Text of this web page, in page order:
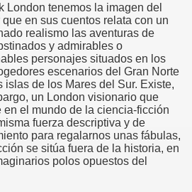
London tenemos la imagen del
que en sus cuentos relata con un
realismo las aventuras de
y admirables o
personajes situados en los
escenarios del Gran Norte
islas de los Mares del Sur. Existe,
un London visionario que
en el mundo de la ciencia-ficción
fuerza descriptiva y de
para regalarnos unas fábulas,
se sitúa fuera de la historia, en
polos opuestos del